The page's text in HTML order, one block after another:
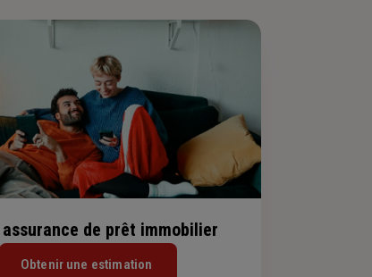
assurance de prêt immobilier
Obtenir une estimation